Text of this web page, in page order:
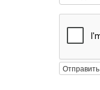
Отправить